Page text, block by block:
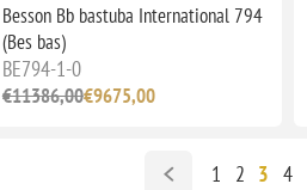
Besson Bb bastuba International 794
(Bes bas)
BE794-1-0
€11386,00€9675,00
1 2 3 4